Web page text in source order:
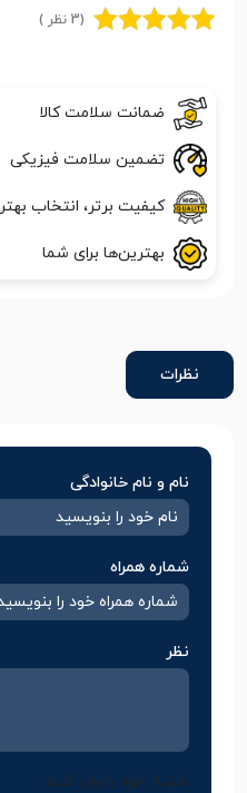
(3 نظر )
ضمانت سلامت کالا
تضمین سلامت فیزیکی
کیفیت برتر، انتخاب بهتر
بهترین‌ها برای شما
نظرات
نام و نام خانوادگی
شماره همراه
نظر
امتیاز خود را وارد کنید